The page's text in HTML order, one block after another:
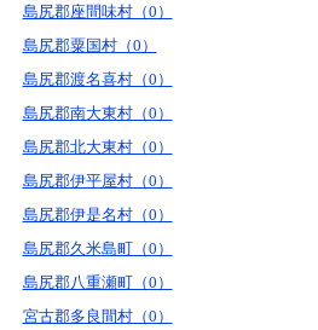
島尻郡座間味村（0）
島尻郡粟国村（0）
島尻郡渡名喜村（0）
島尻郡南大東村（0）
島尻郡北大東村（0）
島尻郡伊平屋村（0）
島尻郡伊是名村（0）
島尻郡久米島町（0）
島尻郡八重瀬町（0）
宮古郡多良間村（0）